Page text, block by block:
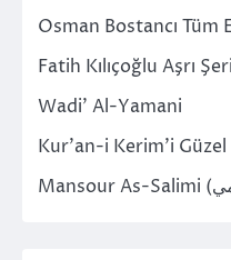
Osman Bostancı Tüm
Fatih Kılıçoğlu Aşrı
Wadi’ Al-Yamani
Kur’an-i Kerim’i Güzel